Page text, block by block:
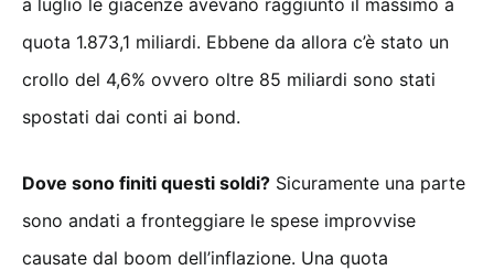
quota 1.873,1 miliardi. Ebbene da allora c’è stato un
crollo del 4,6% ovvero oltre 85 miliardi sono stati
spostati dai conti ai bond.
Dove sono finiti questi soldi? Sicuramente una parte
sono andati a fronteggiare le spese improvvise
causate dal boom dell’inflazione. Una quota